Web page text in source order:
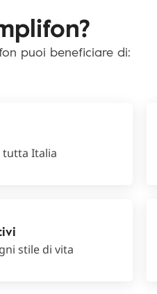
puoi beneficiare di:
Italia
stile di vita